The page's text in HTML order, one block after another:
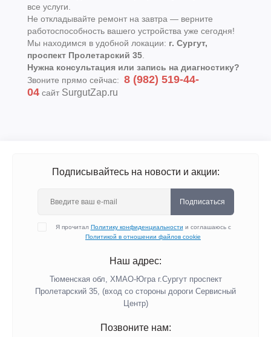
все услуги.
Не откладывайте ремонт на завтра — верните
работоспособность вашего устройства уже сегодня!
Мы находимся в удобной локации: г. Сургут,
проспект Пролетарский 35
Нужна консультация или запись на диагностику?
Звоните прямо сейчас: 8 (982) 519-44-
04 сайт SurgutZap.ru
Подписывайтесь на новости и акции:
Подписаться
Я прочитал Политику конфиденциальности и соглашаюсь с
Политикой в отношении файлов cookie
Наш адрес:
Тюменская обл, ХМАО-Югра г.Сургут проспект
Пролетарский 35, (вход со стороны дороги Сервисный
Центр)
Позвоните нам: